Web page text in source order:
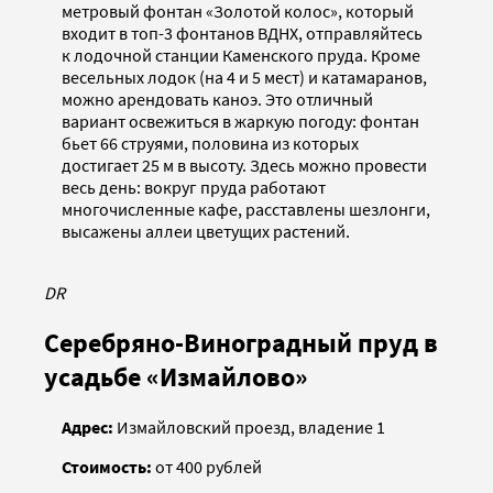
метровый фонтан «Золотой колос», который
входит в топ-3 фонтанов ВДНХ, отправляйтесь
к лодочной станции Каменского пруда. Кроме
весельных лодок (на 4 и 5 мест) и катамаранов,
можно арендовать каноэ. Это отличный
вариант освежиться в жаркую погоду: фонтан
бьет 66 струями, половина из которых
достигает 25 м в высоту. Здесь можно провести
весь день: вокруг пруда работают
многочисленные кафе, расставлены шезлонги,
высажены аллеи цветущих растений.
DR
Серебряно-Виноградный пруд в
усадьбе «Измайлово»
Адрес: Измайловский проезд, владение 1
Стоимость: от 400 рублей